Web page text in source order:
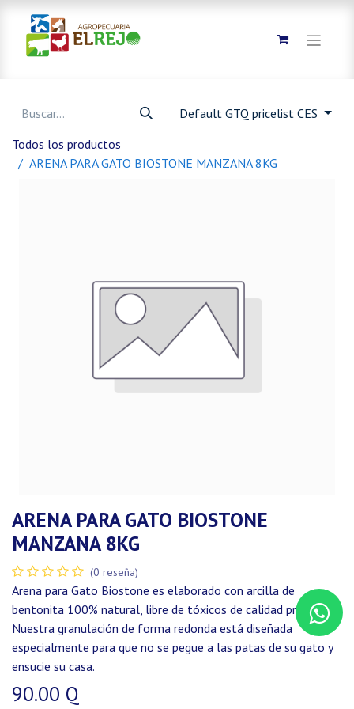
Default GTQ pricelist CES
Todos los productos
ARENA PARA GATO BIOSTONE MANZANA 8KG
ARENA PARA GATO BIOSTONE
MANZANA 8KG
(0 reseña)
Arena para Gato Biostone es elaborado con arcilla de
bentonita 100% natural, libre de tóxicos de calidad premium.
Nuestra granulación de forma redonda está diseñada
especialmente para que no se pegue a las patas de su gato y
ensucie su casa.
90.00 Q